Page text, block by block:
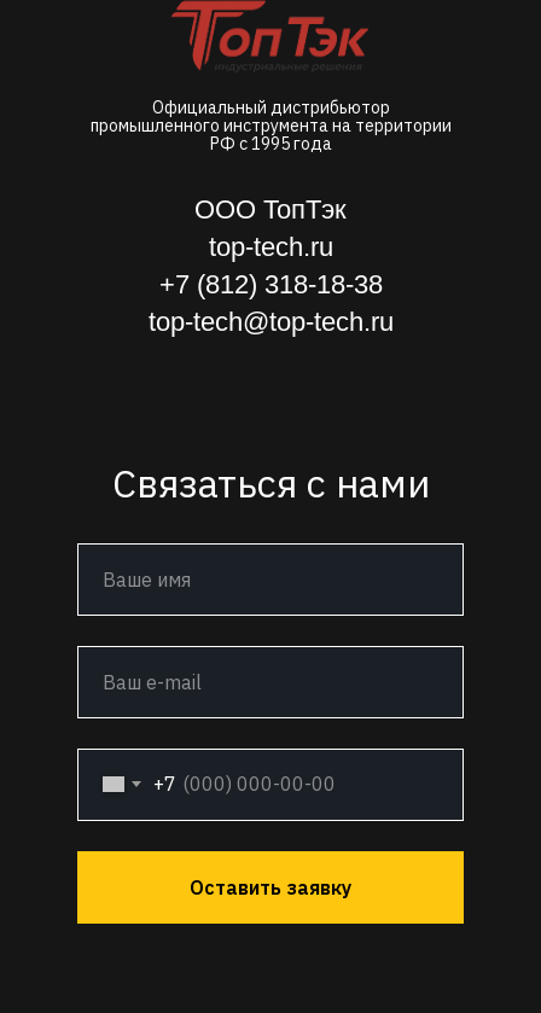
+7
Оставить заявку
ООО ТопТэк
top-tech.ru
+7 (812) 318-18-38
top-tech@top-tech.ru
Официальный дистрибьютор
промышленного инструмента на территории
РФ с 1995 года
Связаться с нами